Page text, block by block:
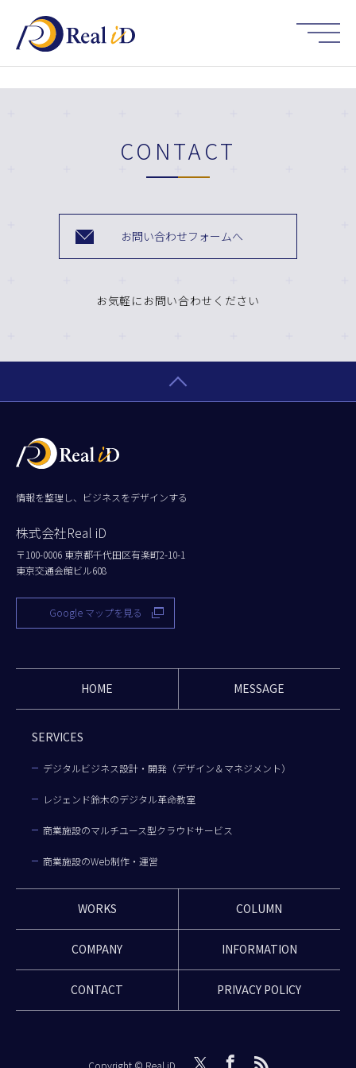
CONTACT
お問い合わせフォームへ
お気軽にお問い合わせください
情報を整理し、ビジネスをデザインする
株式会社Real iD
〒100-0006 東京都千代田区有楽町2-10-1
東京交通会館ビル608
Google マップを見る
HOME MESSAGE
SERVICES
デジタルビジネス設計・開発（デザイン＆マネジメント）
レジェンド鈴木のデジタル革命教室
商業施設のマルチユース型クラウドサービス
商業施設のWeb制作・運営
WORKS COLUMN
COMPANY INFORMATION
CONTACT PRIVACY POLICY
Copyright © Real iD